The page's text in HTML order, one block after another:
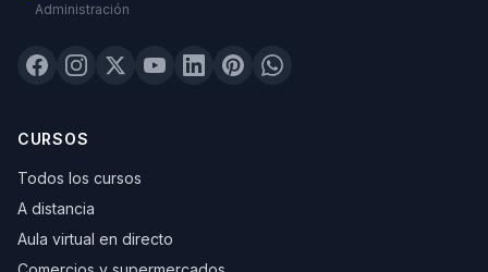
Administración
CURSOS
Todos los cursos
A distancia
Aula virtual en directo